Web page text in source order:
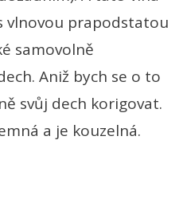
vlnovou prapodstatou
samovolně
Aniž bych se o to
svůj dech korigovat.
a je kouzelná.